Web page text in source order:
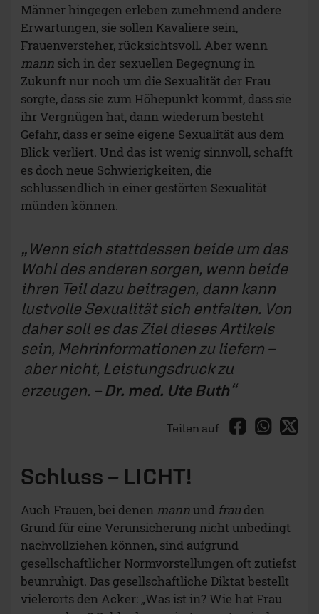
Männer hingegen erleben zunehmend andere
Erwartungen, sie sollen Kavaliere sein,
Frauenversteher, rücksichtsvoll. Aber wenn
mann sich in der sexuellen Begegnung in
Zukunft nur noch um die Sexualität der Frau
sorgte, dass sie zum Höhepunkt kommt, dass sie
ihr Vergnügen hat, dann wiederum besteht
Gefahr, dass er seine eigene Sexualität aus dem
Blick verliert. Und das ist wenig sinnvoll, schafft
es doch neue Schwierigkeiten, die
schlussendlich in einer gestörten Sexualität
münden können.
Wenn sich stattdessen beide um das
Wohl des anderen sorgen, wenn beide
ihren Teil dazu beitragen, dann kann
lustvolle Sexualität sich entfalten. Von
daher soll es das Ziel dieses Artikels
sein, Mehrinformationen zu liefern –
aber nicht, Leistungsdruck zu
erzeugen. –Dr. med. Ute Buth
Teilen auf
Schluss – LICHT!
Auch Frauen, bei denen mannund frauden
Grund für eine Verunsicherung nicht unbedingt
nachvollziehen können, sind aufgrund
gesellschaftlicher Normvorstellungen oft zutiefst
beunruhigt. Das gesellschaftliche Diktat bestellt
vielerorts den Acker: „Was ist in? Wie hat Frau